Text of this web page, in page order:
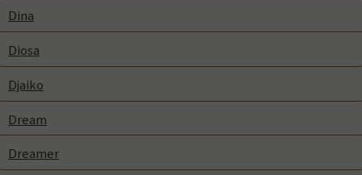
Dina
Diosa
Djaiko
Dream
Dreamer